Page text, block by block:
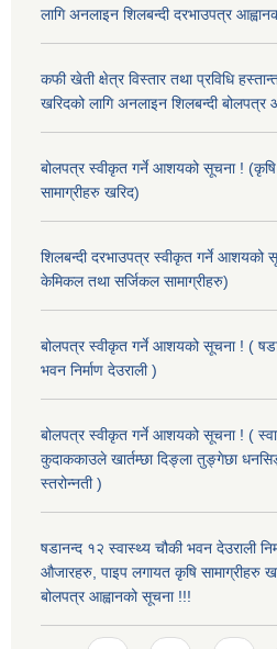
लागि अनलाइन शिलबन्दी दरभाउपत्र
कफी खेती क्षेत्र विस्तार तथा प्रविधि
खरिदको लागि अनलाइन शिलबन्दी बोलपत्र
बोलपत्र स्वीकृत गर्ने आशयको सूचना !
सामाग्रीहरु खरिद)
शिलबन्दी दरभाउपत्र स्वीकृत गर्ने आशयको
केमिकल तथा सर्जिकल सामाग्रीहरु)
बोलपत्र स्वीकृत गर्ने आशयको सूचना ! (
भवन निर्माण देउराली )
बोलपत्र स्वीकृत गर्ने आशयको सूचना ! (
कुदाककाउले खार्तम्छा दिङ्ला तुङ्गेछा
स्तरोन्नती )
षडानन्द १२ स्वास्थ्य चौकी भवन देउराली
औजारहरु, पाइप लगायत कृषि सामाग्रीहरु
बोलपत्र आह्वानको सूचना !!!